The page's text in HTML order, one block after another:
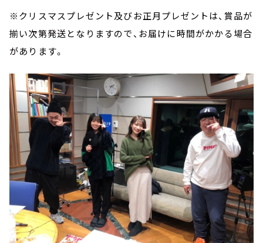
※クリスマスプレゼント及びお正月プレゼントは、賞品が
揃い次第発送となりますので、お届けに時間がかかる場合
があります。